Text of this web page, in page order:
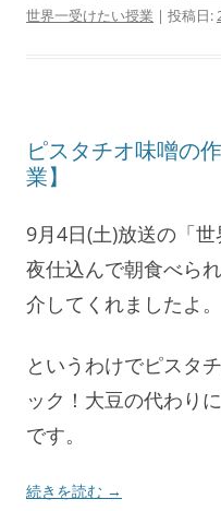
世界一受けたい授業 | 投稿日:
ピスタチオ味噌の
業】
9月4日(土)放送の「世
夜仕込んで朝食べら
介してくれましたよ。
というわけでピスタ
ック！大豆の代わり
です。
続きを読む →